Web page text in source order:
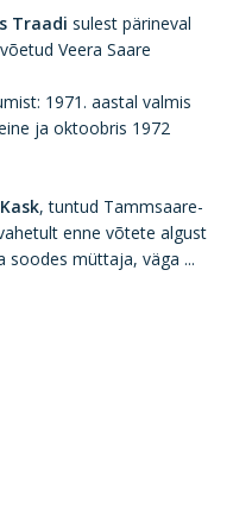
Traadi sulest pärineval
Veera Saare
1971. aastal valmis
ja oktoobris 1972
, tuntud Tammsaare-
enne võtete algust
soodes müttaja, väga ...